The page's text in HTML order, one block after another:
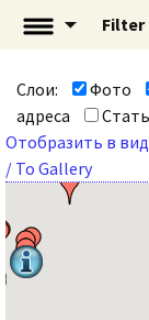
город»
Filter
Слои: Фото
адреса
Отобразить в
/ To Gallery